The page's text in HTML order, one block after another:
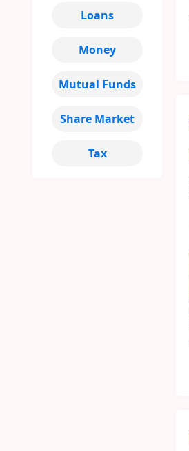
Loans
Money
Mutual Funds
Share Market
Tax